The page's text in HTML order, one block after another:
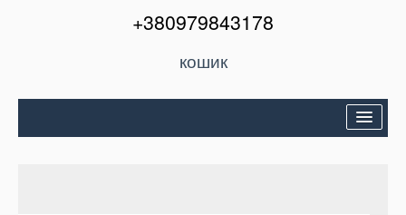
+380979843178
кошик